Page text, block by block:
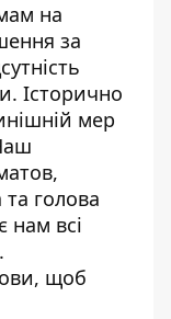
на
за
Історично
мер
голова
нам всі
щоб